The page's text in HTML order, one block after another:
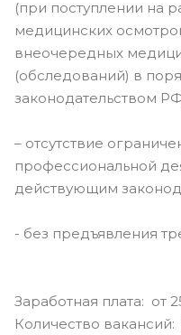
(при поступлении на
медицинских
внеочередных
(обследований) в
законодательством
– отсутствие
профессиональной
действующим
- без предъявления
Заработная плата: от
Количество вакансий: